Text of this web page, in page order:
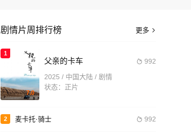
更多 
剧情片周排行榜
1
7.0
 992
父亲的卡车
2025 / 中国大陆 / 剧情
状态：正片
2  992
麦卡托·骑士